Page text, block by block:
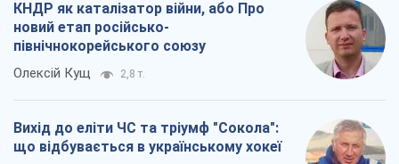
КНДР як каталізатор війни, або Про
новий етап російсько-
північнокорейського союзу
Олексій Кущ 2,8 т.
Вихід до еліти ЧС та тріумф "Сокола":
що відбувається в українському хокеї